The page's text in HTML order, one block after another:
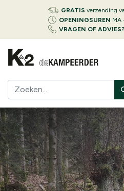
GRATIS verzending
OPENINGSUREN MA
VRAGEN OF ADVIES?